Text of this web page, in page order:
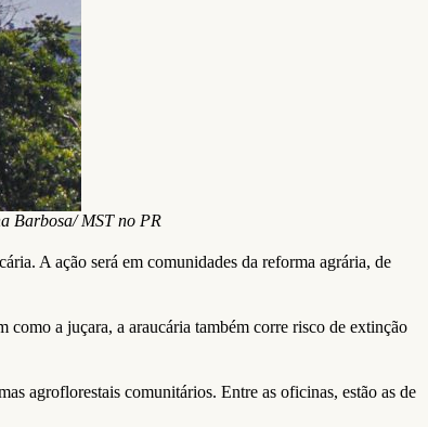
Barbosa/ MST no PR
A ação será em comunidades da reforma agrária, de
como a juçara, a araucária também corre risco de extinção
agroflorestais comunitários. Entre as oficinas, estão as de